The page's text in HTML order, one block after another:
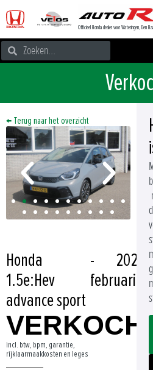
Officieel Honda dealer voor Wateringen, Den
← Terug naar het overzicht
Honda
1.5e:Hev
advance sport
-
februari
2025
incl. btw, bpm, garantie,
rijklaarmaakkosten en leges